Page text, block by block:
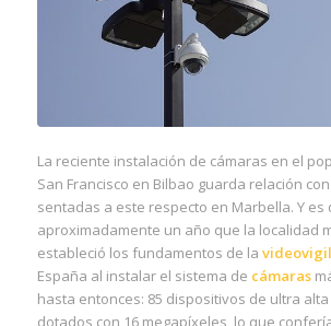
La reciente instalación de cámaras en el
San Francisco en Bilbao guarda relación
sentadas a este respecto en Marbella. Y es
aproximadamente un año que la localidad
estableció los fundamentos de la
España al instalar el sistema de cámaras
hasta entonces: 85 dispositivos de ultra